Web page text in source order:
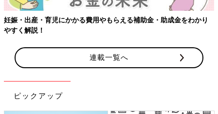
――よく使うバッグやシューズはどんなものが多いですか？
「息子は体重が15kg近くなってもまだまだ抱っこしてほしがる
良くなったぶん、小さめリュックでもお出かけできるようになり
ました。（幼児食になり外で食べられるものも増えたので）
シューズは、やはり機動性重視のペタンコ靴です。去年買った
HARUTAのスポックシューズは、履きやすくて楽なのにきちんと
金・助成金をわかり 【ワクチン接種できるものも】妊婦の感染
連載一覧へ
ピックアップ